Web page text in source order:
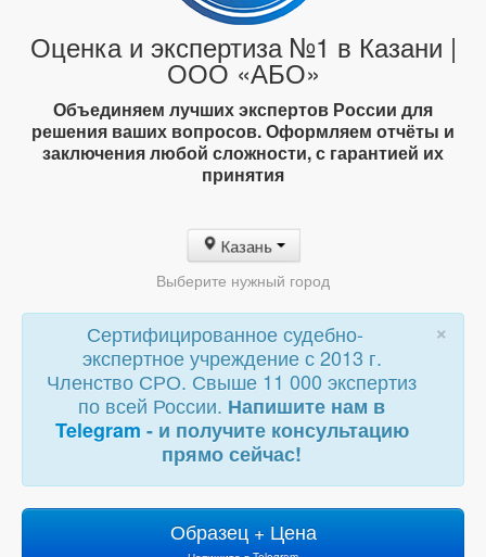
Оценка и экспертиза №1 в Казани |
ООО «АБО»
Объединяем лучших экспертов России для
решения ваших вопросов. Оформляем отчёты и
заключения любой сложности, с гарантией их
принятия
Казань
Выберите нужный город
×
Сертифицированное судебно-
экспертное учреждение с 2013 г.
Членство СРО. Свыше 11 000 экспертиз
по всей России. Напишите нам в
Telegram - и получите консультацию
прямо сейчас!
Образец + Цена